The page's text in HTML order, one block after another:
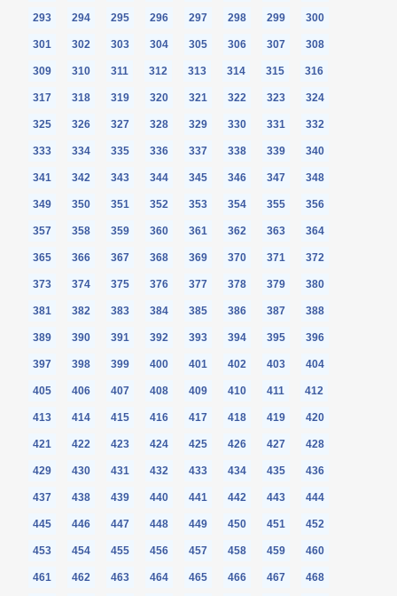
293 294 295 296 297 298 299 300
301 302 303 304 305 306 307 308
309 310 311 312 313 314 315 316
317 318 319 320 321 322 323 324
325 326 327 328 329 330 331 332
333 334 335 336 337 338 339 340
341 342 343 344 345 346 347 348
349 350 351 352 353 354 355 356
357 358 359 360 361 362 363 364
365 366 367 368 369 370 371 372
373 374 375 376 377 378 379 380
381 382 383 384 385 386 387 388
389 390 391 392 393 394 395 396
397 398 399 400 401 402 403 404
405 406 407 408 409 410 411 412
413 414 415 416 417 418 419 420
421 422 423 424 425 426 427 428
429 430 431 432 433 434 435 436
437 438 439 440 441 442 443 444
445 446 447 448 449 450 451 452
453 454 455 456 457 458 459 460
461 462 463 464 465 466 467 468